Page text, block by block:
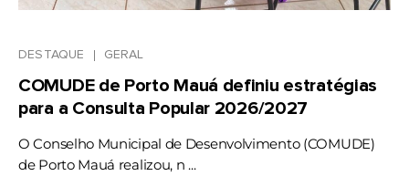
DESTAQUE GERAL
COMUDE de Porto Mauá definiu estratégias
para a Consulta Popular 2026/2027
O Conselho Municipal de Desenvolvimento (COMUDE)
de Porto Mauá realizou, n ...